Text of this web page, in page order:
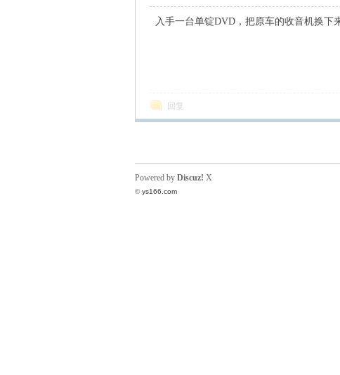
入手一台单锭DVD，把原车的收音机换下
回复
Powered by Discuz! X
©ys166.com